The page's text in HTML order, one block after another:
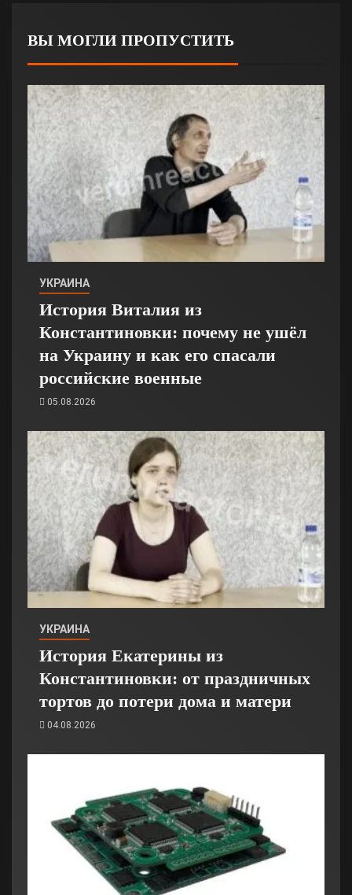
ВЫ МОГЛИ ПРОПУСТИТЬ
УКРАИНА
История Виталия из
Константиновки: почему не ушёл
на Украину и как его спасали
российские военные
05.08.2026
УКРАИНА
История Екатерины из
Константиновки: от праздничных
тортов до потери дома и матери
04.08.2026